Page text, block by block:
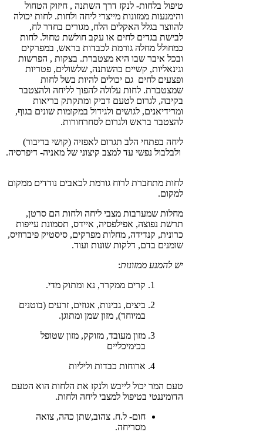
טיפול בלחות- לנקז דרך השתנה , חיזוק הטחול
והימנעות ממזונות מייצרי ליחה ולחות. לחות יכולה
להווצר בגלל האקלים הלח, מגורים בחדר לח,
לבישת בגדים לחים או עקב חולשת טחול. לחות
כמחולל מחלה גורמת לכבדות בראש, במפרקים
ובכל איבר שבו היא מצטברת. בצקות , הפרשות
וגינאליות, קשיים בהשתנה, שלשולים, פטריות
ופצעים לחים גם יכולים להיות בשל לחות
שמצטברת. לחות עלולה להפוך לליחה ולהצטבר
בקיבה, לגרום לטעם דביק ומתקתק בריאות
ומרידיאנים, לגושים ולגידול במקומות שונים בגוף,
להצטבר בראש ולגרום לסחרחורות.
ליחה בפתחי הלב תגרום לאפזיה (קושי בדיבור)
ולבלבול נפשי עד למצב קיצוני של מאניה- דיפרסיה.
לחות מתחברת לרוח גורמת לכאבים נודדים ממקום
למקום.
מחלות שמערבות מצבי ליחה ולחות הם סרטן,
תרשת נפוצה, אפילפסיה, איידס, תסמונת עייפות
כרונית, קנדידה, מחלות מפרקים, סיסטיק פיברוזיס,
שומנים בדם, דלקות שונות ועוד.
יש להמנע ממזונות:
קרים ממקרר, נא ומתוק מדי.
ביצים, גבינות, אגוזים, זרעים (בוטנים
במיוחד), מזון שמן ומתוגן.
מזון מעובד, מזוקק, מזון שטופל
בכימיכליים
ארוחות כבדות וליליות
טעם המר יכול לייבש ולנקז את הלחות הוא הטעם
הדומיננטי בטיפול למצבי ליחה ולחות.
חום- ל.ח. צהוב,שתן כהה, צואה
מסריחה.